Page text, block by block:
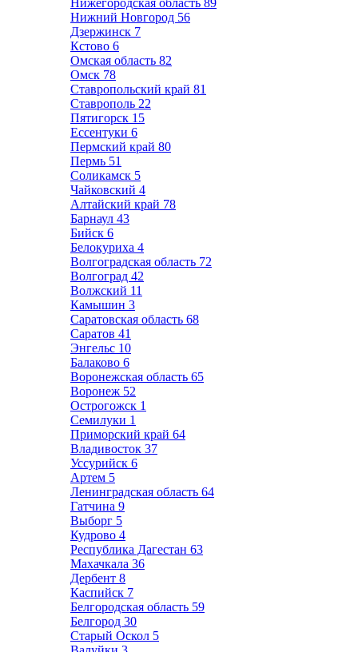
Нижегородская область 89
Нижний Новгород 56
Дзержинск 7
Кстово 6
Омская область 82
Омск 78
Ставропольский край 81
Ставрополь 22
Пятигорск 15
Ессентуки 6
Пермский край 80
Пермь 51
Соликамск 5
Чайковский 4
Алтайский край 78
Барнаул 43
Бийск 6
Белокуриха 4
Волгоградская область 72
Волгоград 42
Волжский 11
Камышин 3
Саратовская область 68
Саратов 41
Энгельс 10
Балаково 6
Воронежская область 65
Воронеж 52
Острогожск 1
Семилуки 1
Приморский край 64
Владивосток 37
Уссурийск 6
Артем 5
Ленинградская область 64
Гатчина 9
Выборг 5
Кудрово 4
Республика Дагестан 63
Махачкала 36
Дербент 8
Каспийск 7
Белгородская область 59
Белгород 30
Старый Оскол 5